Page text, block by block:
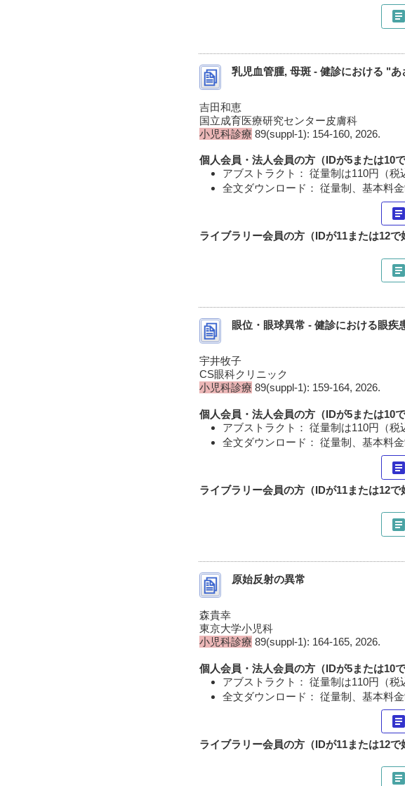
article
乳児血管腫, 母斑 - 健診における "
吉田和恵
国立成育医療研究センター皮膚科
小児科診療 89(suppl-1): 154-160, 2026.
個人会員・法人会員の方（IDが5または10で
アブストラクト： 従量制は110円（税
全文ダウンロード： 従量制、基本料
article
ライブラリー会員の方（IDが11または12で
article
眼位・眼球異常 - 健診における眼疾
宇井牧子
CS眼科クリニック
小児科診療 89(suppl-1): 159-164, 2026.
個人会員・法人会員の方（IDが5または10で
アブストラクト： 従量制は110円（税
全文ダウンロード： 従量制、基本料
article
ライブラリー会員の方（IDが11または12で
article
原始反射の異常
森貴幸
東京大学小児科
小児科診療 89(suppl-1): 164-165, 2026.
個人会員・法人会員の方（IDが5または10で
アブストラクト： 従量制は110円（税
全文ダウンロード： 従量制、基本料
article
ライブラリー会員の方（IDが11または12で
article